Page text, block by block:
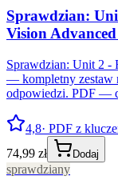
Sprawdzian:
Vision Advanced
Sprawdzian: Unit 2 -
— kompletny zestaw
odpowiedzi. PDF —
4,8· PDF z
74,99 zł
Dodaj
sprawdziany